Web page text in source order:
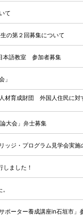
て
の第２回募集について
本語教室 参加者募集
」
材育成財団 外国人住民に対
大会」弁士募集
ッジ・プログラム見学会実
しました！
ポーター養成講座in石垣市」